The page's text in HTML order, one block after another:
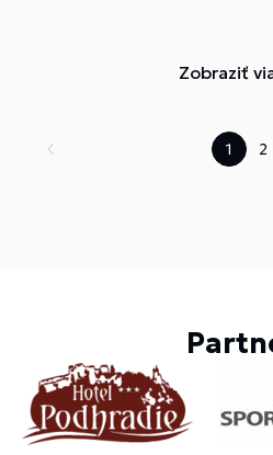
Zobraziť
1 2